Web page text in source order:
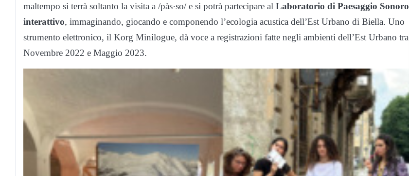
maltempo si terrà soltanto la visita a /pàs·so/ e si potrà partecipare al Laboratorio di Paesaggio Sonoro
interattivo, immaginando, giocando e componendo l’ecologia acustica dell’Est Urbano di Biella. Uno
strumento elettronico, il Korg Minilogue, dà voce a registrazioni fatte negli ambienti dell’Est Urbano tra
Novembre 2022 e Maggio 2023.